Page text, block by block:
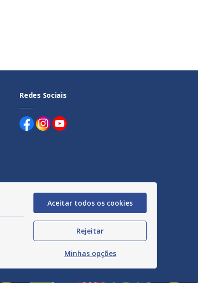
Redes Sociais
Aceitar todos os cookies
Rejeitar
Minhas opções